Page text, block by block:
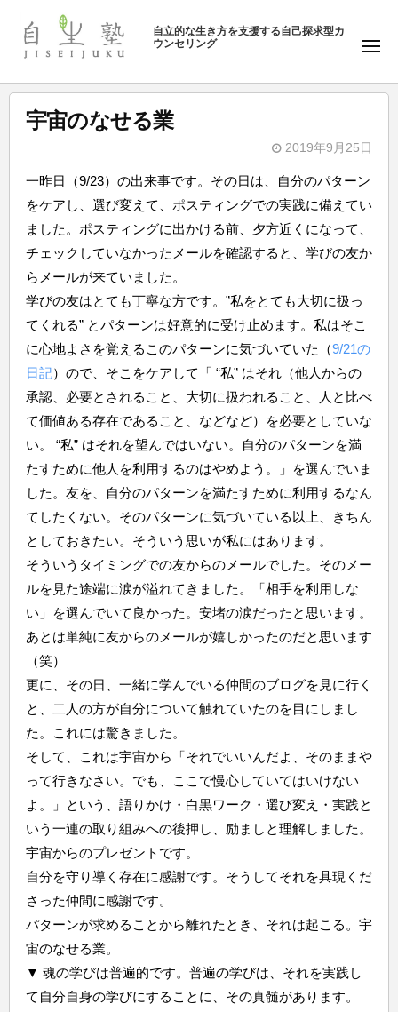
ン
自
塾
自立的な生き方を支援する自己探求型カ
ウンセリング
メ
ュ
ー
宇宙のなせる業
2019年9月25日
自
生
塾
一昨日（9/23）の出来事です。その日は、自分のパターン
をケアし、選び変えて、ポスティングでの実践に備えてい
ました。ポスティングに出かける前、夕方近くになって、
チェックしていなかったメールを確認すると、学びの友か
らメールが来ていました。
学びの友はとても丁寧な方です。”私をとても大切に扱っ
てくれる” とパターンは好意的に受け止めます。私はそこ
に心地よさを覚えるこのパターンに気づいていた（9/21の
日記）ので、そこをケアして「 “私” はそれ（他人からの
承認、必要とされること、大切に扱われること、人と比べ
て価値ある存在であること、などなど）を必要としていな
い。 “私” はそれを望んではいない。自分のパターンを満
たすために他人を利用するのはやめよう。」を選んでいま
した。友を、自分のパターンを満たすために利用するなん
てしたくない。そのパターンに気づいている以上、きちん
としておきたい。そういう思いが私にはあります。
そういうタイミングでの友からのメールでした。そのメー
ルを見た途端に涙が溢れてきました。「相手を利用しな
い」を選んでいて良かった。安堵の涙だったと思います。
あとは単純に友からのメールが嬉しかったのだと思います
（笑）
更に、その日、一緒に学んでいる仲間のブログを見に行く
と、二人の方が自分について触れていたのを目にしまし
た。これには驚きました。
そして、これは宇宙から「それでいいんだよ、そのままや
って行きなさい。でも、ここで慢心していてはいけない
よ。」という、語りかけ・白黒ワーク・選び変え・実践と
いう一連の取り組みへの後押し、励ましと理解しました。
宇宙からのプレゼントです。
自分を守り導く存在に感謝です。そうしてそれを具現くだ
さった仲間に感謝です。
パターンが求めることから離れたとき、それは起こる。宇
宙のなせる業。
▼ 魂の学びは普遍的です。普遍の学びは、それを実践し
て自分自身の学びにすることに、その真髄があります。